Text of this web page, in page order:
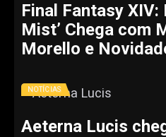
Final Fantasy XIV:
Mist’ Chega com
Morello e
NOTÍCIAS
Aeterna Lucis